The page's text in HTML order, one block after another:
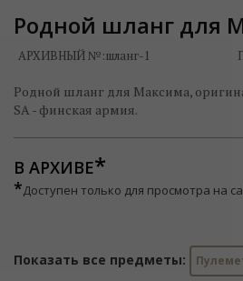
Родной шланг для
АРХИВНЫЙ №:шланг-1
Родной шланг для Максима,
SA - финская армия.
В АРХИВЕ
*Доступен только для просмотра на
Показать все предметы: